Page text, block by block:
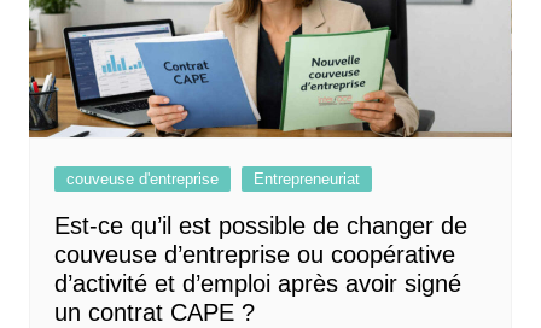
couveuse d'entreprise Entrepreneuriat
Est-ce qu’il est possible de changer de
couveuse d’entreprise ou coopérative
d’activité et d’emploi après avoir signé
un contrat CAPE ?